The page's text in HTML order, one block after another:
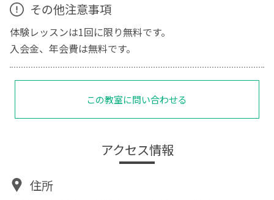
その他注意事項
体験レッスンは1回に限り無料です。
入会金、年会費は無料です。
この教室に問い合わせる
アクセス情報
住所